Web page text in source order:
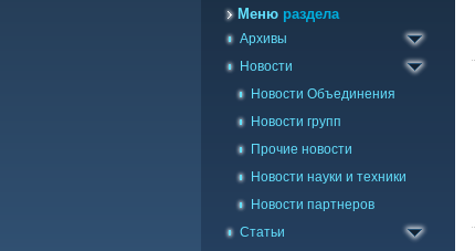
Меню раздела
Архивы
Газета Космопоиск
Архив новостей
Новости
Новости Объединения
Новости групп
Прочие новости
Новости науки и техники
Новости партнеров
Статьи